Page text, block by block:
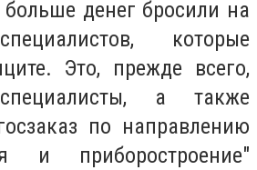
больше денег бросили на
которые
Это, прежде всего,
а также
по направлению
и приборостроение"